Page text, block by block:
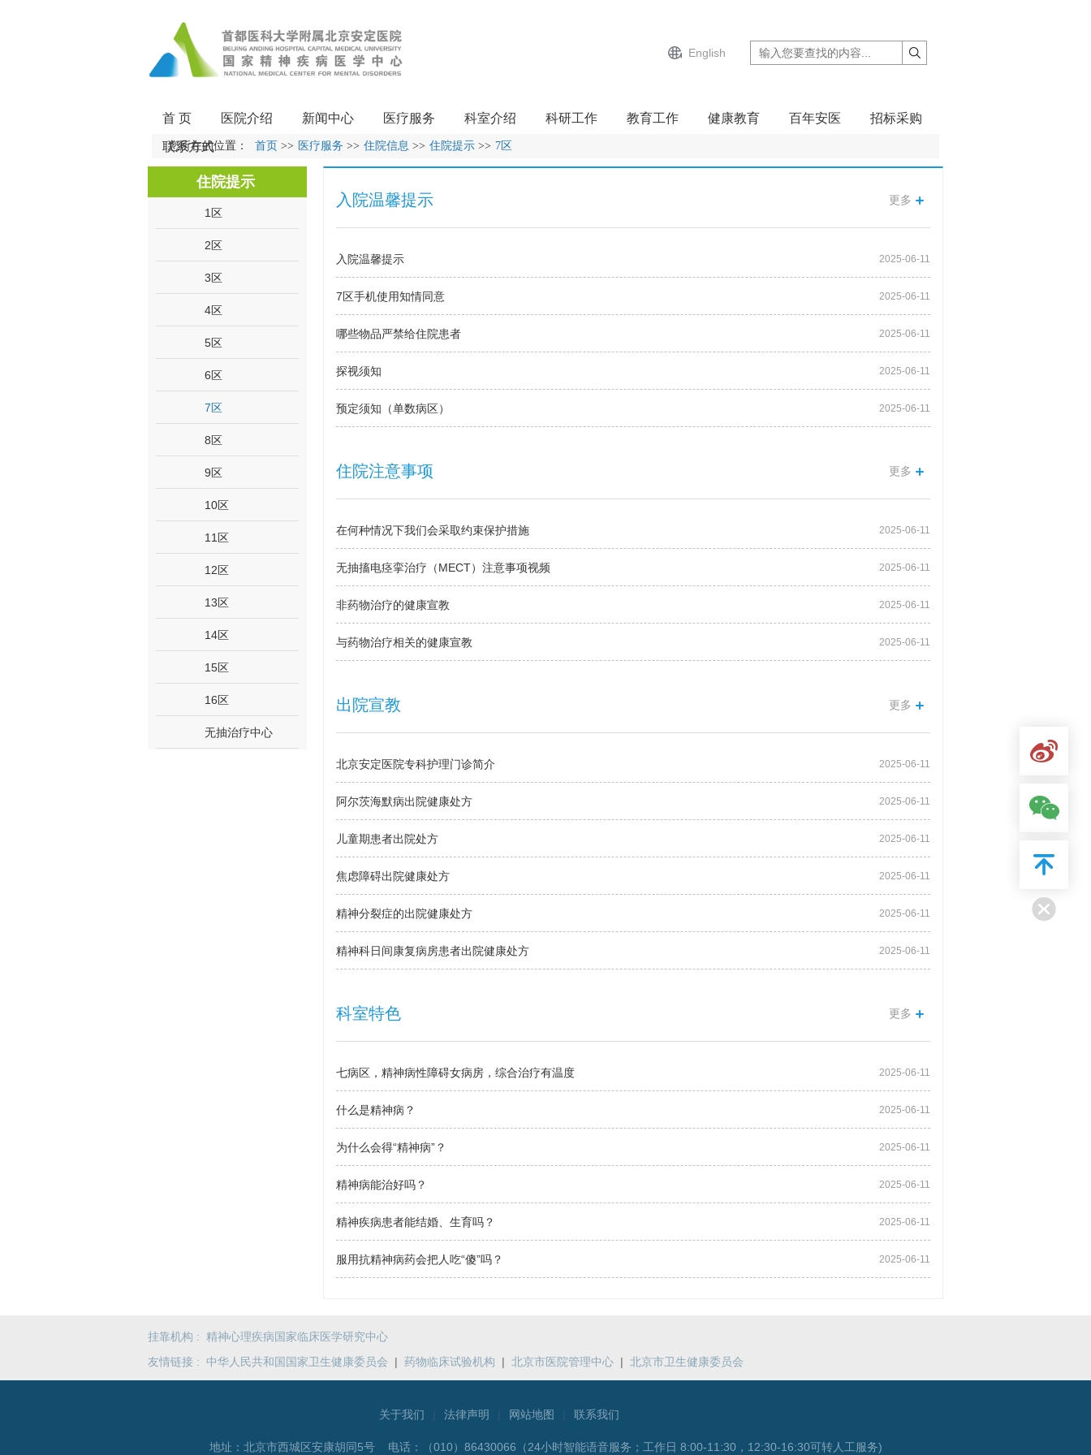
English
首 页 医院介绍 新闻中心 医疗服务 科室介绍 科研工作 教育工作 健康教育 百年安医 招标采购
联系方式
您所在的位置： 首页 >> 医疗服务 >> 住院信息 >> 住院提示 >> 7区
住院提示
1区
2区
3区
4区
5区
6区
7区
8区
9区
10区
11区
12区
13区
14区
15区
16区
无抽治疗中心
更多
入院温馨提示
2025-06-11
入院温馨提示
2025-06-11
7区手机使用知情同意
2025-06-11
哪些物品严禁给住院患者
2025-06-11
探视须知
2025-06-11
预定须知（单数病区）
更多
住院注意事项
2025-06-11
在何种情况下我们会采取约束保护措施
2025-06-11
无抽搐电痉挛治疗（MECT）注意事项视频
2025-06-11
非药物治疗的健康宣教
2025-06-11
与药物治疗相关的健康宣教
更多
出院宣教
2025-06-11
北京安定医院专科护理门诊简介
2025-06-11
阿尔茨海默病出院健康处方
2025-06-11
儿童期患者出院处方
2025-06-11
焦虑障碍出院健康处方
2025-06-11
精神分裂症的出院健康处方
2025-06-11
精神科日间康复病房患者出院健康处方
更多
科室特色
2025-06-11
七病区，精神病性障碍女病房，综合治疗有温度
2025-06-11
什么是精神病？
2025-06-11
为什么会得“精神病”？
2025-06-11
精神病能治好吗？
2025-06-11
精神疾病患者能结婚、生育吗？
2025-06-11
服用抗精神病药会把人吃“傻”吗？
挂靠机构 : 精神心理疾病国家临床医学研究中心
友情链接 : 中华人民共和国国家卫生健康委员会 | 药物临床试验机构 | 北京市医院管理中心 | 北京市卫生健康委员会
关于我们 法律声明 网站地图 联系我们
地址：北京市西城区安康胡同5号 电话： （010）86430066（24小时智能语音服务；工作日 8:00-11:30，12:30-16:30可转人工服务)